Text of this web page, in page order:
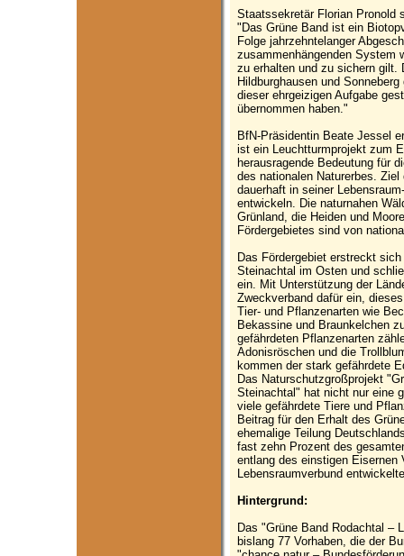
Staatssekretär Florian Pronold
"Das Grüne Band ist ein
Folge jahrzehntelanger
zusammenhängenden System
zu erhalten und zu sichern gilt.
Hildburghausen und
dieser ehrgeizigen Aufgabe
übernommen haben."
BfN-Präsidentin Beate Jessel
ist ein Leuchtturmprojekt zum
herausragende Bedeutung für
des nationalen Naturerbes.
dauerhaft in seiner
entwickeln. Die naturnahen
Grünland, die Heiden und
Fördergebietes sind von
Das Fördergebiet erstreckt
Steinachtal im Osten und
ein. Mit Unterstützung der
Zweckverband dafür ein,
Tier- und Pflanzenarten wie
Bekassine und Braunkelchen
gefährdeten Pflanzenarten
Adonisröschen und die
kommen der stark gefährdete
Das Naturschutzgroßprojekt
Steinachtal" hat nicht nur eine
viele gefährdete Tiere und
Beitrag für den Erhalt des
ehemalige Teilung
fast zehn Prozent des
entlang des einstigen Eisernen
Lebensraumverbund
Hintergrund:
Das "Grüne Band Rodachtal –
bislang 77 Vorhaben, die der